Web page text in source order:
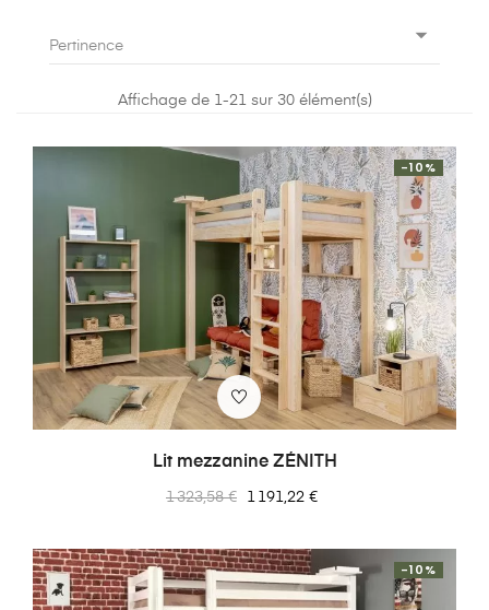
l’espace dans votre chambre ou celle de vos
enfants ! Pourquoi ne pas venir découvrir nos
modèles dès maintenant ?
Pertinence 
Affichage de 1-21 sur 30 élément(s)
Lit mezzanine ZÉNITH
Prix
1 323,58 €
-10%
Prix
1 191,22 €
-10%